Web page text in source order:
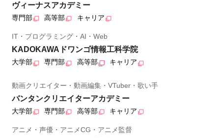
ヴィーナスアカデミー
専門部 高等部 キャリア
IT・プログラミング・AI・Web
KADOKAWAドワンゴ情報工科学院
大学部 専門部 高等部 キャリア
動画クリエイター・動画編集・VTuber・歌い手
バンタンクリエイターアカデミー
大学部 専門部 高等部 キャリア
アニメ・声優・アニメCG・アニメ監督